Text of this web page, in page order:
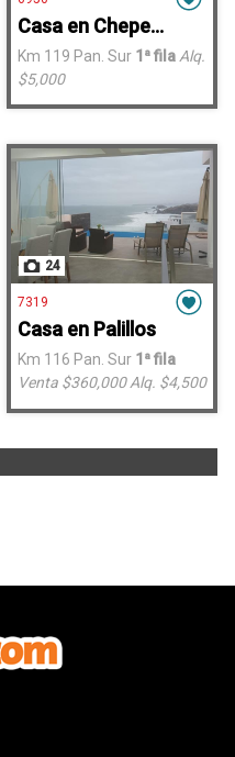
Casa en Chepeconde Mar Adentro
Km 119 Pan. Sur 1ª fila Alq.
$5,000
24
7319
Casa en Palillos
Km 116 Pan. Sur 1ª fila
Venta $360,000Alq. $4,500